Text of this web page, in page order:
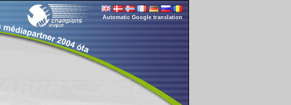
Automatic Google translation